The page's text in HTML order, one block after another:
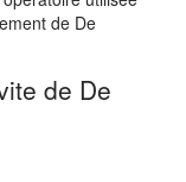
de De
de De